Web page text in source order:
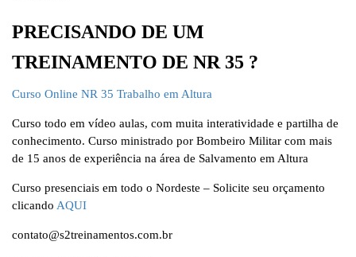
PRECISANDO DE UM
TREINAMENTO DE NR 35 ?
Curso Online NR 35 Trabalho em Altura
Curso todo em vídeo aulas, com muita interatividade e partilha de
conhecimento. Curso ministrado por Bombeiro Militar com mais
de 15 anos de experiência na área de Salvamento em Altura
Curso presenciais em todo o Nordeste – Solicite seu orçamento
clicando AQUI
contato@s2treinamentos.com.br